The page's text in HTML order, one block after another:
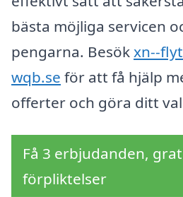
bästa möjliga servicen
pengarna. Besökxn--
wqb.se för att få hjälp
offerter och göra ditt
Få 3 erbjudanden,
förpliktelser